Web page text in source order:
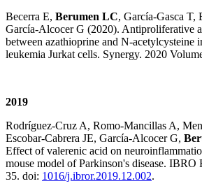
Becerra E, Berumen LC, García-Gasca T,
García-Alcocer G (2020). Antiproliferative
between azathioprine and N-acetylcysteine
leukemia Jurkat cells. Synergy. 2020
2019
Rodríguez-Cruz A, Romo-Mancillas A,
Escobar-Cabrera JE, García-Alcocer G,
Effect of valerenic acid on
mouse model of Parkinson's disease. IBRO
35. doi: 1016/j.ibror.2019.12.002.